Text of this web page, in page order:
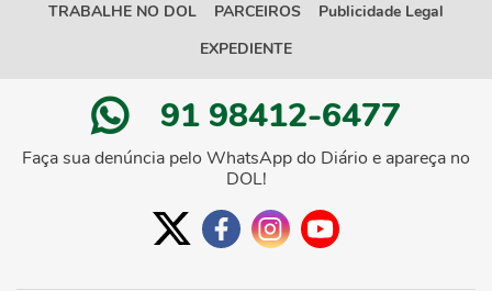
TRABALHE NO DOL
PARCEIROS
Publicidade Legal
EXPEDIENTE
91 98412-6477
Faça sua denúncia pelo WhatsApp do Diário e apareça no
DOL!